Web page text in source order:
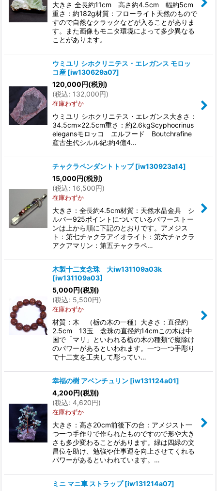
大きさ 全長約11cm 高さ約4.5cm 幅約5cm
重さ：約182g材質：フローライト天然のもので
すので自然なクラックなどが入ることがありま
す。また画像もモニタ環境によって多少異なる
ことがあります。
ウミユリ シホクリニテス・エレガンス モロッ
コ産 [iw130629a07]
120,000円(税別)
(税込: 132,000円)
在庫わずか
ウミユリ シホクリニテス・エレガンス大きさ：
34.5cm×22.5cm重さ：約2.6kgScyphocrinus
elegansモロッコ エルフード Boutchrafine
産古生代シルル紀:約4億4…
チャクラペンダントトップ [iw130923a14]
15,000円(税別)
(税込: 16,500円)
在庫わずか
大きさ：全長約4.5cm材質：天然水晶金具 シ
ルバー925ポイントについているパワーストー
ンは上から順に下記のとおりです。アメジス
ト：第七チャクラアイオライト：第六チャクラ
アクアマリン：第五チャクラペ…
木製十二支念珠 大iw131109a03k
[iw131109a03]
5,000円(税別)
(税込: 5,500円)
在庫わずか
材質：木 （栃の木の一種）大きさ：直径約
2.5cm 13玉 念珠の直径約14cmこの木は中
国で「マリ」といわれる栃の木の種類で魔除け
のパワーがあるといわれます。一つ一つ手彫り
で十二支を工夫して彫ってい…
幸福の樹 アベンチュリン [iw131124a01]
4,200円(税別)
(税込: 4,620円)
在庫わずか
大きさ：高さ20cm前後下の台：アメジスト一
つ一つ手作りで作られたものですので形や大き
さも多少変わることがあります。緑は四緑の文
昌位を助け、勉強や仕事運を向上させてくれる
パワーがあるといわれています。…
ミニ マニ車 ストラップ [iw131214a07]